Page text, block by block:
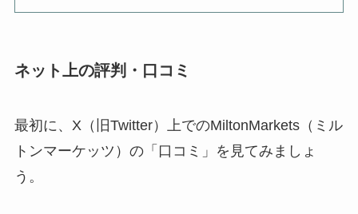
ネット上の評判・口コミ
最初に、X（旧Twitter）上でのMiltonMarkets（ミル
トンマーケッツ）の「口コミ」を見てみましょ
う。